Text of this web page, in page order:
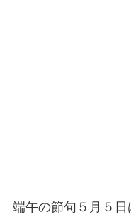
端午の節句５月５